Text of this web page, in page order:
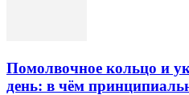
Помолвочное кольцо и
день: в чём